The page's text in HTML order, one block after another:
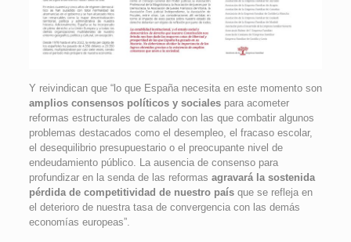
Y reivindican que “lo que España necesita en este momento son
amplios consensos políticos y socialespara acometer
reformas estructurales de calado con las que combatir algunos
problemas destacados como el desempleo, el fracaso escolar,
el desequilibrio presupuestario o el preocupante nivel de
endeudamiento público. La ausencia de consenso para
profundizar en la senda de las reformas agravará la sostenida
pérdida de competitividad de nuestro paísque se refleja en
el deterioro de nuestra tasa de convergencia con las demás
economías europeas”.